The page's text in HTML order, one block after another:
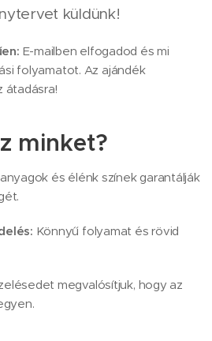
küldünk!
E-mailben elfogadod és mi
folyamatot. Az ajándék
átadásra!
minket?
és élénk színek garantálják
Könnyű folyamat és rövid
megvalósítjuk, hogy az